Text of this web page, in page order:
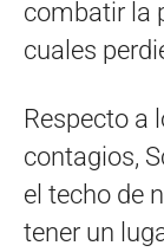
combatir la
cuales
Respecto a
contagios,
el techo de
tener un